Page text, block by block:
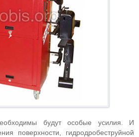
будут особые усилия. И
поверхности, гидродробеструйной